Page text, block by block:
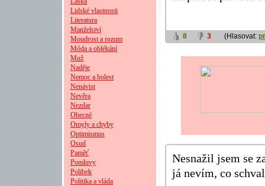
Lidské vlastnosti
Literatura
Manželství
Moudrost a rozum
Móda a oblékání
Muž
Naděje
Nemoc a bolest
Nenávist
Nevěra
Nezdar
Obecné
Omyly a chyby
Optimismus
Osud
Paměť
Pomluvy
Polibek
Politika a vláda
8 3 (Hlasovat:
Nesnažil jsem se
já nevím, co